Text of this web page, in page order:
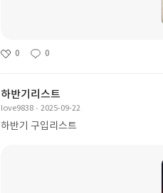
0 0
하반기리스트
love9838 2025-09-22
하반기 구입리스트